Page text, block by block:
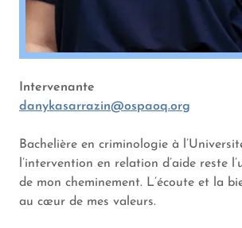
Intervenante
danykasarrazin@ospaoq.org
Bachelière en criminologie à
l’intervention en relation d’aide reste
de mon cheminement. L’écoute et la
au cœur de mes valeurs.